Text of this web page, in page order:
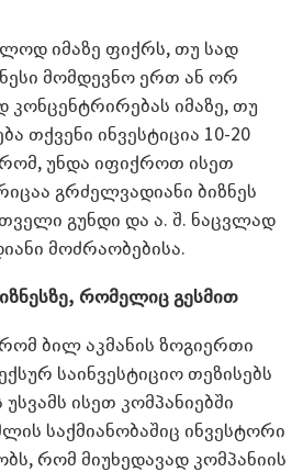
იმაზე ფიქრს, თუ სად
მომდევნო ერთ ან ორ
კონცენტრირებას იმაზე, თუ
თქვენი ინვესტიცია 10-20
უნდა იფიქროთ ისეთ
გრძელვადიანი ბიზნეს
გუნდი და ა. შ. ნაცვლად
მოძრაობებისა.
რომელიც გესმით
ბილ აკმანის ზოგიერთი
საინვესტიციო თეზისებს
ისეთ კომპანიებში
საქმიანობაშიც ინვესტორი
რომ მიუხედავად კომპანიის